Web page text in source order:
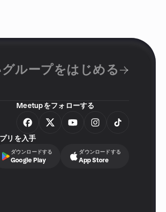
ループをはじめる
Meetupをフォローする
リを入手
ダウンロードする
Google Play
ダウンロードする
App Store